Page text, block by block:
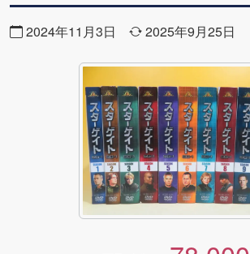
プ
2024年11月3日 2025年9月25日